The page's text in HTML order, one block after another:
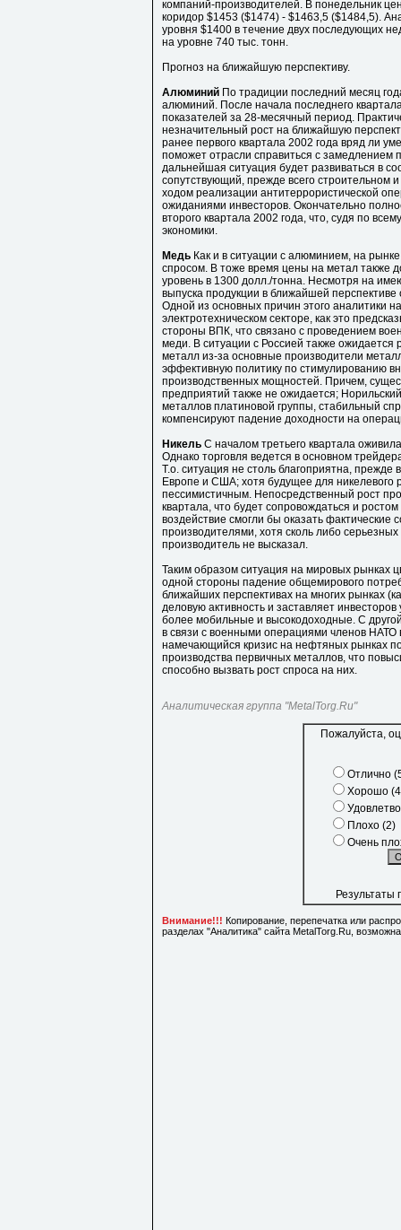
компаний-производителей. В понедельник
коридор $1453 ($1474) - $1463,5 ($1484,5).
уровня $1400 в течение двух последующих
на уровне 740 тыс. тонн.
Прогноз на ближайшую перспективу.
Алюминий По традиции последний месяц
алюминий. После начала последнего
показателей за 28-месячный период.
незначительный рост на ближайшую
ранее первого квартала 2002 года вряд ли
поможет отрасли справиться с
дальнейшая ситуация будет развиваться в
сопутствующий, прежде всего строительном
ходом реализации антитеррористической
ожиданиями инвесторов. Окончательно
второго квартала 2002 года, что, судя по
экономики.
Медь Как и в ситуации с алюминием, на
спросом. В тоже время цены на метал также
уровень в 1300 долл./тонна. Несмотря на
выпуска продукции в ближайшей
Одной из основных причин этого аналитики
электротехническом секторе, как это
стороны ВПК, что связано с проведением
меди. В ситуации с Россией также
металл из-за основные производители
эффективную политику по стимулированию
производственных мощностей. Причем,
предприятий также не ожидается;
металлов платиновой группы, стабильный
компенсируют падение доходности на
Никель С началом третьего квартала
Однако торговля ведется в основном
Т.о. ситуация не столь благоприятна,
Европе и США; хотя будущее для никелевого
пессимистичным. Непосредственный рост
квартала, что будет сопровождаться и
воздействие смогли бы оказать
производителями, хотя сколь либо
производитель не высказал.
Таким образом ситуация на мировых рынках
одной стороны падение общемирового
ближайших перспективах на многих рынках
деловую активность и заставляет
более мобильные и высокодоходные. С
в связи с военными операциями членов
намечающийся кризис на нефтяных рынках
производства первичных металлов, что
способно вызвать рост спроса на них.
Аналитическая группа "MetalTorg.Ru"
Пожалуйста,
Отлично
Хорошо
Плохо (2)
Очень
Результаты
Внимание!!! Копирование, перепечатка или
разделах "Аналитика" сайта MetalTorg.Ru,